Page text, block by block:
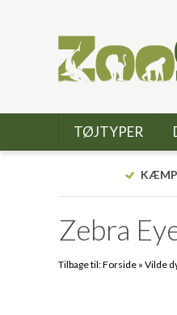
TØJTYPER
Zebra
Tilbage til:Forside » Vilde